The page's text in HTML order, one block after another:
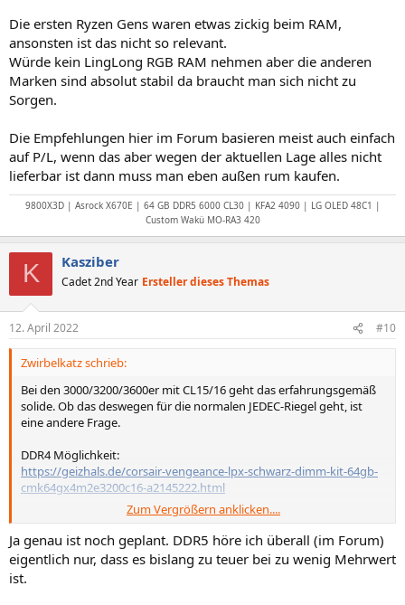
Die ersten Ryzen Gens waren etwas zickig beim RAM,
ansonsten ist das nicht so relevant.
Würde kein LingLong RGB RAM nehmen aber die anderen
Marken sind absolut stabil da braucht man sich nicht zu
Sorgen.
Die Empfehlungen hier im Forum basieren meist auch einfach
auf P/L, wenn das aber wegen der aktuellen Lage alles nicht
lieferbar ist dann muss man eben außen rum kaufen.
9800X3D | Asrock X670E | 64 GB DDR5 6000 CL30 | KFA2 4090 | LG OLED 48C1 |
Custom Wakü MO-RA3 420
K Kasziber
Cadet 2nd Year Ersteller dieses Themas
12. April 2022 #10
Zwirbelkatz schrieb:
Bei den 3000/3200/3600er mit CL15/16 geht das erfahrungsgemäß
solide. Ob das deswegen für die normalen JEDEC-Riegel geht, ist
eine andere Frage.
DDR4 Möglichkeit:
https://geizhals.de/corsair-vengeance-lpx-schwarz-dimm-kit-64gb-
cmk64gx4m2e3200c16-a2145222.html
Ist noch geplant?
DDR5 ist keine Option?
Zum Vergrößern anklicken....
Ja genau ist noch geplant. DDR5 höre ich überall (im Forum)
eigentlich nur, dass es bislang zu teuer bei zu wenig Mehrwert
ist.